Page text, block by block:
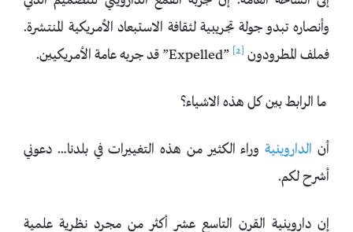
وأنصاره تبدو جولة تجريبية لثقافة الاستبعاد الأمريكية المنتشرة.
فملف المطرودون Expelled” [2] ” قد جربه عامة الأمريكيين.
ما الرابط بين كل هذه الاشياء؟
أن الداروينيةوراء الكثير من هذه التغييرات في بلدنا… دعوني
أشرح لكم.
إن داروينية القرن التاسع عشر أكثر من مجرد نظرية علمية